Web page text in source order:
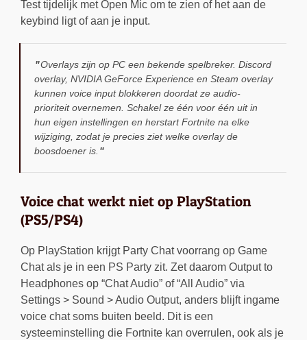
Test tijdelijk met Open Mic om te zien of het aan de
keybind ligt of aan je input.
Overlays zijn op PC een bekende spelbreker. Discord
overlay, NVIDIA GeForce Experience en Steam overlay
kunnen voice input blokkeren doordat ze audio-
prioriteit overnemen. Schakel ze één voor één uit in
hun eigen instellingen en herstart Fortnite na elke
wijziging, zodat je precies ziet welke overlay de
boosdoener is.
Voice chat werkt niet op PlayStation
(PS5/PS4)
Op PlayStation krijgt Party Chat voorrang op Game
Chat als je in een PS Party zit. Zet daarom Output to
Headphones op “Chat Audio” of “All Audio” via
Settings > Sound > Audio Output, anders blijft ingame
voice chat soms buiten beeld. Dit is een
systeeminstelling die Fortnite kan overrulen, ook als je